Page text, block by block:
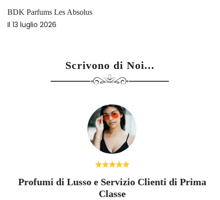
BDK Parfums Les Absolus
Il 13 luglio 2026
Scrivono di Noi...
Profumi di Lusso e Servizio Clienti di Prima
Classe